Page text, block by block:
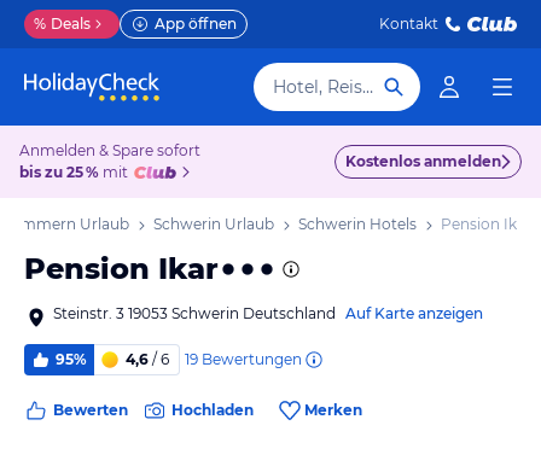
% Deals App öffnen Kontakt
Hotel, Reiseziel
Anmelden & Spare sofort
bis zu 25 % mit
Kostenlos anmelden
Urlaub Schwerin Urlaub Schwerin Hotels Pension Ikar
Pension Ikar
Steinstr. 3 19053 Schwerin Deutschland Auf Karte anzeigen
95% 4,6 / 6 19 Bewertungen
Bewerten Hochladen Merken